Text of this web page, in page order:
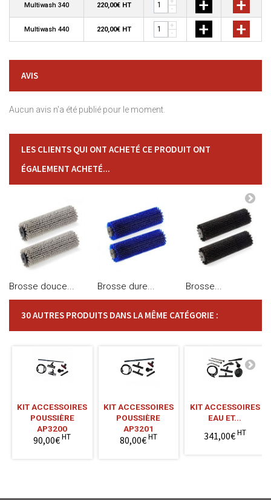
Multiwash 340 220,00€ HT
-
+ +
Multiwash 440 220,00€ HT
+
-
+ +
AVIS
Aucun avis n'a été publié pour le moment.
LES CLIENTS QUI ONT ACHETÉ CE PRODUIT ONT
ÉGALEMENT ACHETÉ...
Brosse douce... Brosse dure... Brosse...
30 AUTRES PRODUITS DANS LA MÊME CATÉGORIE :
KIT ACCESSOIRES
POUSSIÈRE
AP3200
90,00€HT
KIT ACCESSOIRES
POUSSIÈRE
AP3201
80,00€HT
KIT ACCESSOIRES
EAU ET...
341,00€HT